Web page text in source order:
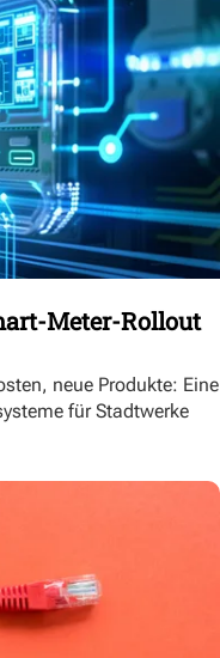
Meter-Rollout
neue Produkte: Eine
für Stadtwerke